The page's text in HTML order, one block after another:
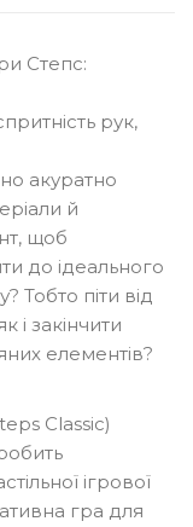
Степс:
рук,
акуратно
й
щоб
до ідеального
Тобто піти від
і закінчити
елементів?
Classic)
ігрової
гра для